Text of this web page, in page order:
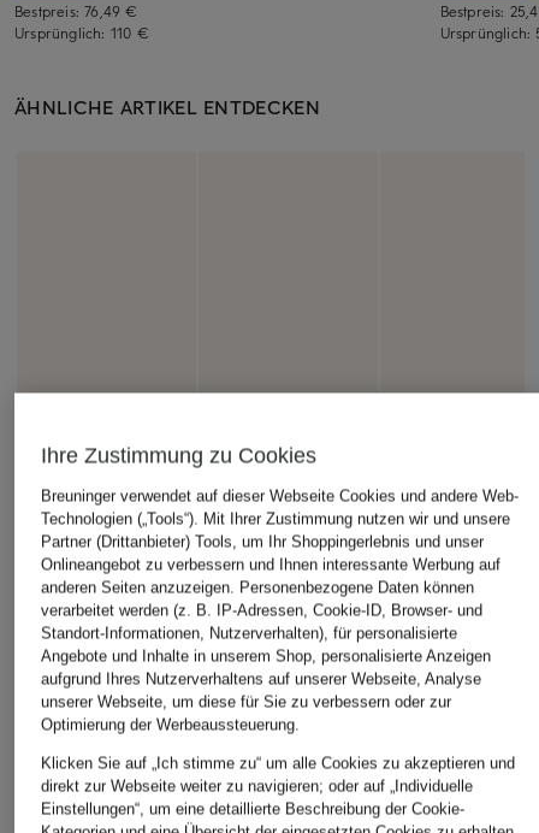
Bestpreis:76,49 €
Ursprünglich: 110 €
Bestpreis:
Ursprünglich:
ÄHNLICHE ARTIKEL ENTDECKEN
Ihre Zustimmung zu Cookies
Breuninger verwendet auf dieser Webseite Cookies und andere Web-
Technologien („Tools“). Mit Ihrer Zustimmung nutzen wir und unsere
Partner (Drittanbieter) Tools, um Ihr Shoppingerlebnis und unser
Onlineangebot zu verbessern und Ihnen interessante Werbung auf
anderen Seiten anzuzeigen. Personenbezogene Daten können
verarbeitet werden (z. B. IP-Adressen, Cookie-ID, Browser- und
Standort-Informationen, Nutzerverhalten), für personalisierte
Angebote und Inhalte in unserem Shop, personalisierte Anzeigen
aufgrund Ihres Nutzerverhaltens auf unserer Webseite, Analyse
unserer Webseite, um diese für Sie zu verbessern oder zur
Optimierung der Werbeaussteuerung.
Klicken Sie auf „Ich stimme zu“ um alle Cookies zu akzeptieren und
direkt zur Webseite weiter zu navigieren; oder auf „Individuelle
Einstellungen“, um eine detaillierte Beschreibung der Cookie-